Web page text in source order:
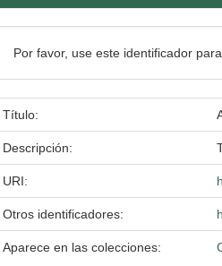
Por favor, use este identificador
Título:
Descripción:
URI:
Otros identificadores:
Aparece en las colecciones: